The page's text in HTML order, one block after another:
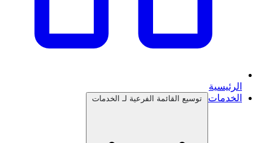
الرئيسية
الخدمات
توسيع القائمة الفرعية لـ الخدمات